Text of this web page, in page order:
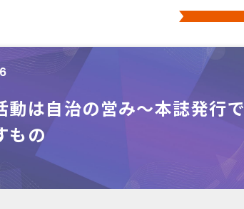
動は自治の営み～本誌発行で
もの